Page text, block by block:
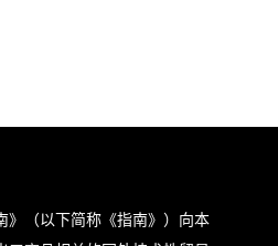
》（以下简称《指南》）向本